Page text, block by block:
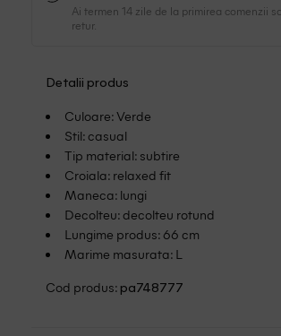
Ai termen 14 zile de la primirea comenzii
retur.
Detalii produs
Culoare: Verde
Stil: casual
Tip material: subtire
Croiala: relaxed fit
Maneca: lungi
Decolteu: decolteu rotund
Lungime produs: 66 cm
Marime masurata: L
Cod produs: pa748777